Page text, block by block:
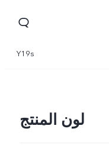
Y19s
لون المنتج